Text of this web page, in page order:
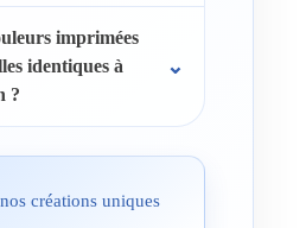
imprimées
identiques à
?
créations uniques